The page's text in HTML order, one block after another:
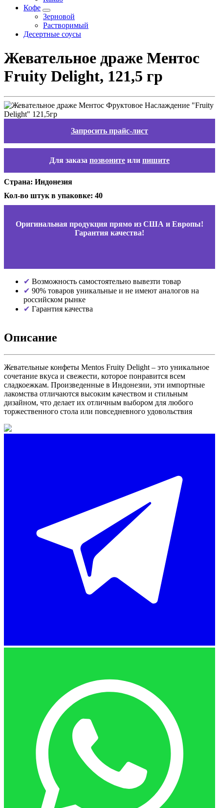
Кофе
Зерновой
Растворимый
Десертные соусы
Жевательное драже Ментос
Fruity Delight, 121,5 гр
Запросить прайс-лист
Для заказа позвоните или пишите
Страна: Индонезия
Кол-во штук в упаковке: 40
Оригинальная продукция прямо из США и Европы!
Гарантия качества!
Возможность самостоятельно вывезти товар
90% товаров уникальные и не имеют аналогов на
российском рынке
Гарантия качества
Описание
Жевательные конфеты Mentos Fruity Delight – это уникальное
сочетание вкуса и свежести, которое понравится всем
сладкоежкам. Произведенные в Индонезии, эти импортные
лакомства отличаются высоким качеством и стильным
дизайном, что делает их отличным выбором для любого
торжественного стола или повседневного удовольствия